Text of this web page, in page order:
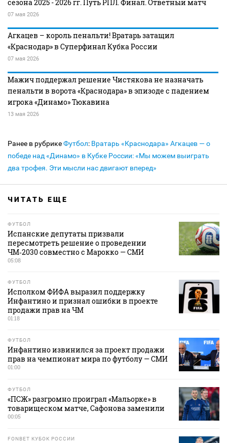
сезона 2025 - 2026 гг. Путь РПЛ. Финал. Ответный матч
07 мая 2026
Агкацев – король пенальти! Вратарь затащил
«Краснодар» в Суперфинал Кубка России
07 мая 2026
Мажич поддержал решение Чистякова не назначать
пенальти в ворота «Краснодара» в эпизоде с падением
игрока «Динамо» Тюкавина
13 мая 2026
Ранее в рубрикеФутбол: Вратарь «Краснодара» Агкацев — о
победе над «Динамо» в Кубке России: «Мы можем выиграть
два трофея. Эти мысли нас двигают вперед»
ЧИТАТЬ ЕЩЕ
ФУТБОЛ
Испанские депутаты призвали
пересмотреть решение о проведении
ЧМ‑2030 совместно с Марокко — СМИ
05:08
ФУТБОЛ
Исполком ФИФА выразил поддержку
Инфантино и признал ошибки в проекте
продажи прав на ЧМ
01:18
ФУТБОЛ
Инфантино извинился за проект продажи
прав на чемпионат мира по футболу — СМИ
01:00
ФУТБОЛ
«ПСЖ» разгромно проиграл «Мальорке» в
товарищеском матче, Сафонова заменили
00:05
FONBET КУБОК РОССИИ